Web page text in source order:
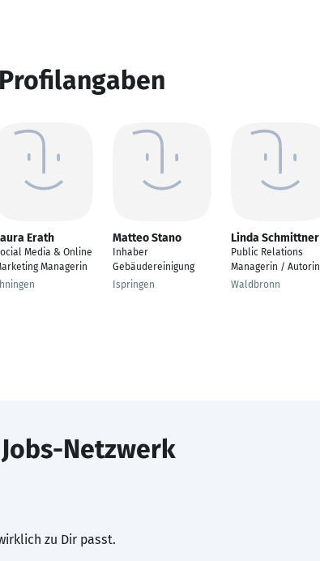
Erath
Media & Online
Managerin
Matteo Stano
Inhaber
Gebäudereinigung
Ispringen
Linda Schmittner
Public Relations
Managerin / Autorin
Waldbronn
Jobs-Netzwerk
zu Dir passt.